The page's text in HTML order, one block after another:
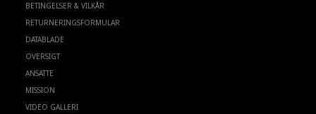
BETINGELSER & VILKÅR
RETURNERINGSFORMULAR
DATABLADE
OVERSIGT
ANSATTE
MISSION
VIDEO GALLERI